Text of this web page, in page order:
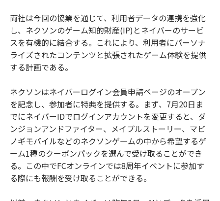
両社は今回の協業を通じて、利用者データの連携を強化
し、ネクソンのゲーム知的財産(IP)とネイバーのサービ
スを有機的に結合する。これにより、利用者にパーソナ
ライズされたコンテンツと拡張されたゲーム体験を提供
する計画である。
ネクソンはネイバーログイン会員申請ページのオープン
を記念し、参加者に特典を提供する。まず、7月20日ま
でにネイバーIDでログインアカウントを変更すると、ダ
ンジョンアンドファイター、メイプルストーリー、マビ
ノギモバイルなどのネクソンゲームの中から希望するゲ
ーム1種のクーポンパックを選んで受け取ることができ
る。この中でFCオンラインでは8周年イベントに参加す
る際にも報酬を受け取ることができる。